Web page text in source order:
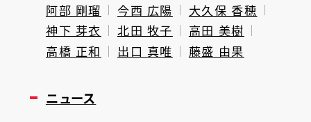
阿部 剛瑠 今西 広陽
大久保 香穂
神下 芽衣
北田 牧子
高田 美樹
高橋 正和
出口 真唯 藤盛 由果
ニュース